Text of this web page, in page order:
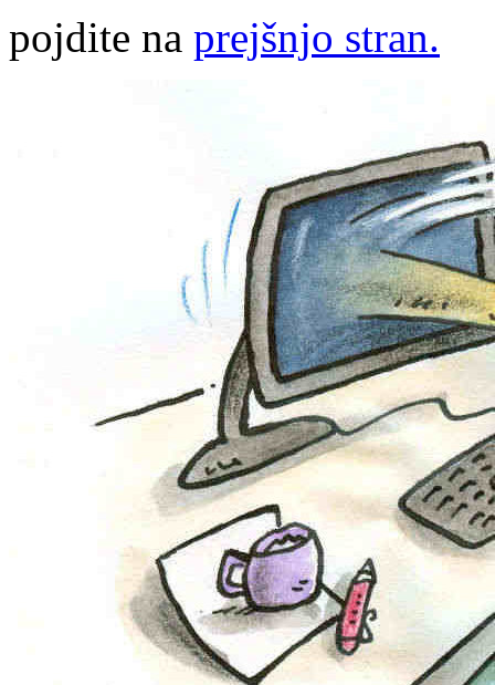
pojdite na prejšnjo stran.